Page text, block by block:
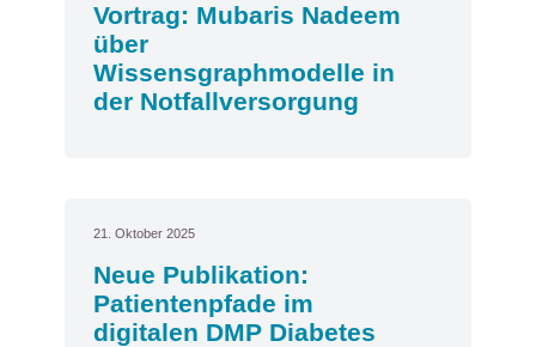
Vortrag: Mubaris Nadeem
über
Wissensgraphmodelle in
der Notfallversorgung
21. Oktober 2025
Neue Publikation:
Patientenpfade im
digitalen DMP Diabetes